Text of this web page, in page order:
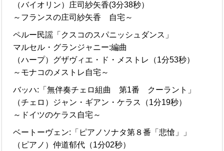
（バイオリン）庄司紗矢香(3分38秒）
～フランスの庄司紗矢香 自宅～
ペルー民謡「クスコのスパニッシュダンス」
マルセル・グランジャニー:編曲
（ハープ）グザヴィエ・ド・メストレ（1分53秒）
～モナコのメストレ自宅～
バッハ:「無伴奏チェロ組曲 第1番 クーラント」
（チェロ）ジャン・ギアン・ケラス（1分19秒）
～ドイツのケラス自宅～
ベートーヴェン:「ピアノソナタ第８番「悲愴」」
（ピアノ）仲道郁代（1分02秒）